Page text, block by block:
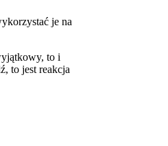
je na
to i
to jest reakcja